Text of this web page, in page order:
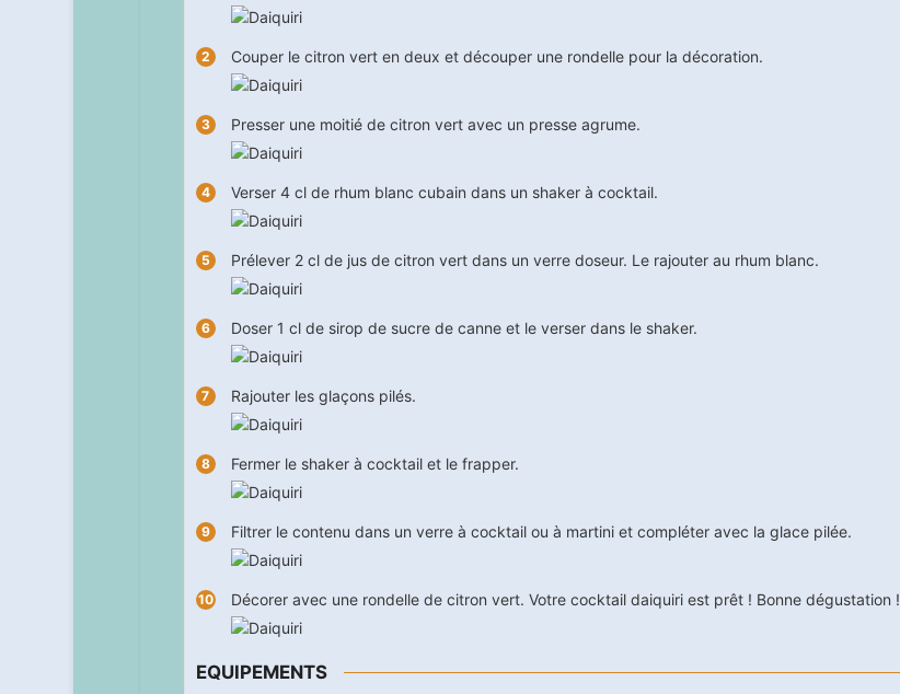
Couper le citron vert en deux et découper une rondelle pour la décoration.
Presser une moitié de citron vert avec un presse agrume.
Verser 4 cl de rhum blanc cubain dans un shaker à cocktail.
Prélever 2 cl de jus de citron vert dans un verre doseur. Le rajouter au rhum blanc.
Doser 1 cl de sirop de sucre de canne et le verser dans le shaker.
Rajouter les glaçons pilés.
Fermer le shaker à cocktail et le frapper.
Filtrer le contenu dans un verre à cocktail ou à martini et compléter avec la glace pilée.
Décorer avec une rondelle de citron vert. Votre cocktail daiquiri est prêt ! Bonne dégustation !
EQUIPEMENTS